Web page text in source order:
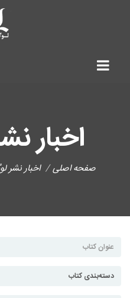
اخبار
صفحه اصلی اخبار نشر